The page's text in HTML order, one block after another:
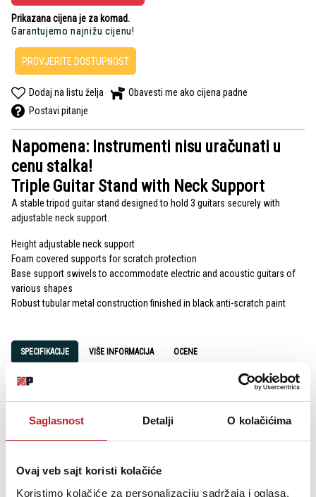
Saglasnost Detalji O kolačićima
Ovaj veb sajt koristi kolačiće
Koristimo kolačiće za personalizaciju sadržaja i oglasa,
Prikazana cijena je za komad.
Garantujemo najnižu cijenu!
PROVJERITE DOSTUPNOST
Dodaj na listu želja
Obavesti me ako cijena padne
Postavi pitanje
Napomena: Instrumenti nisu uračunati u
cenu stalka!
Triple Guitar Stand with Neck Support
A stable tripod guitar stand designed to hold 3 guitars securely with
adjustable neck support.
Height adjustable neck support
Foam covered supports for scratch protection
Base support swivels to accommodate electric and acoustic guitars of
various shapes
Robust tubular metal construction finished in black anti-scratch paint
SPECIFIKACIJE VIŠE INFORMACIJA OCENE
Specification
Dimensions (assembled) 780 x 560 x 560mm
Weight 2kg